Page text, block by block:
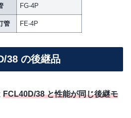
FG-4P
管 FE-4P
38 の後継品
FCL40D/38 と性能が同じ後継モ